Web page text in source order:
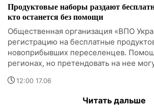
Продуктовые наборы раздают
кто останется без помощи
Общественная организация «ВПО
регистрацию на бесплатные
новоприбывших переселенцев.
регионах, но претендовать на нее
12:00 17.06
Читать дальше